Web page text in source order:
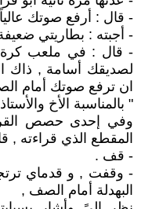
- قال : أرفع صوتك
- أجبته : بطاريتي
- قال : في ملعب كرة
لصديقك أسامة , ذاك
ان ترفع صوتك أمام
" بالمناسبة الأخ
وفي إحدى حصص
المقطع الذي قراءته ,
- قف .
- وقفت , و قدماي
البهدلة أمام الصف ,